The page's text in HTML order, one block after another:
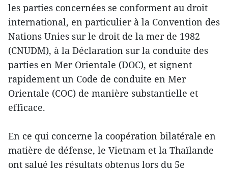
les parties concernées se conforment au droit
international, en particulier à la Convention des
Nations Unies sur le droit de la mer de 1982
(CNUDM), à la Déclaration sur la conduite des
parties en Mer Orientale (DOC), et signent
rapidement un Code de conduite en Mer
Orientale (COC) de manière substantielle et
efficace.
En ce qui concerne la coopération bilatérale en
matière de défense, le Vietnam et la Thaïlande
ont salué les résultats obtenus lors du 5e